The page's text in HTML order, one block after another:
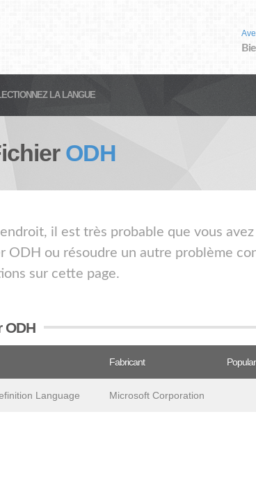
LA LANGUE
ODH
il est très probable que vous
ODH ou résoudre un autre problème
sur cette page.
ODH
Fabricant
Language Microsoft Corporation